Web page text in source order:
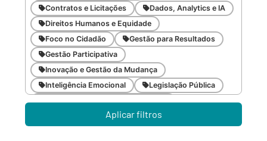
Contratos e Licitações
Dados, Analytics e IA
Direitos Humanos e Equidade
Foco no Cidadão
Gestão para Resultados
Gestão Participativa
Inovação e Gestão da Mudança
Inteligência Emocional
Legislação Pública
Meio Ambiente e Sustentabilidade
Metodologias Ágeis
Orçamento e Finanças
Aplicar filtros